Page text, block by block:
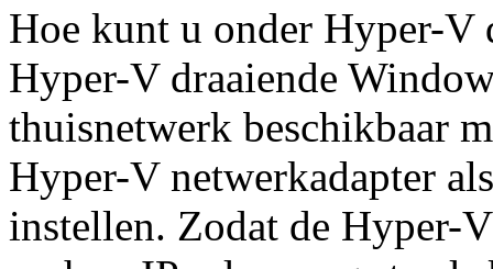
Hoe kunt u onder Hyper-V
Hyper-V draaiende
thuisnetwerk beschikbaar
Hyper-V netwerkadapter
instellen. Zodat de Hyper-